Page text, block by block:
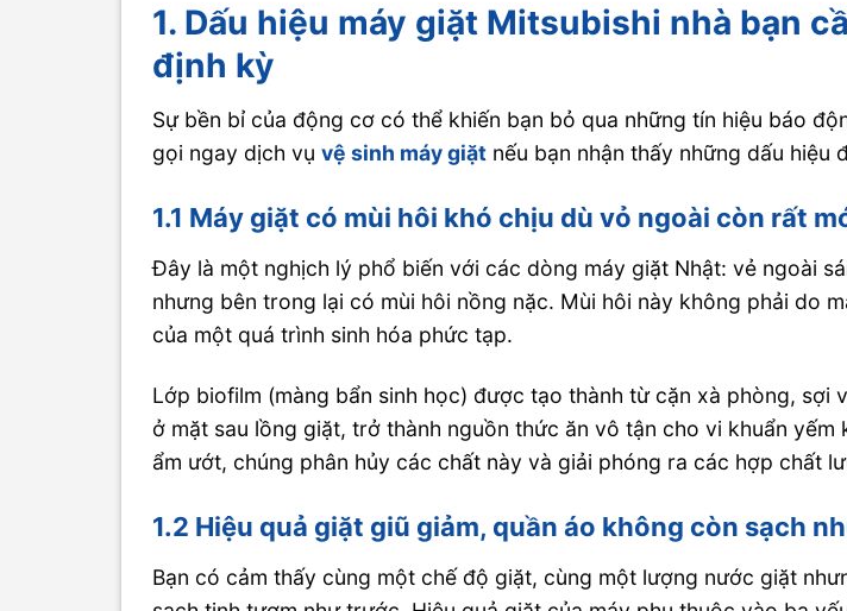
1. Dấu hiệu máy giặt Mitsubishi nhà bạn
định kỳ
Sự bền bỉ của động cơ có thể khiến bạn bỏ qua những tín hiệu báo
gọi ngay dịch vụvệ sinh máy giặt nếu bạn nhận thấy những dấu hiệu
1.1 Máy giặt có mùi hôi khó chịu dù vỏ ngoài còn rất
Đây là một nghịch lý phổ biến với các dòng máy giặt Nhật: vẻ ngoài
nhưng bên trong lại có mùi hôi nồng nặc. Mùi hôi này không phải do
của một quá trình sinh hóa phức tạp.
Lớp biofilm (màng bẩn sinh học) được tạo thành từ cặn xà phòng, sợi
ở mặt sau lồng giặt, trở thành nguồn thức ăn vô tận cho vi khuẩn yếm
ẩm ướt, chúng phân hủy các chất này và giải phóng ra các hợp chất
1.2 Hiệu quả giặt giũ giảm, quần áo không còn sạch
Bạn có cảm thấy cùng một chế độ giặt, cùng một lượng nước giặt